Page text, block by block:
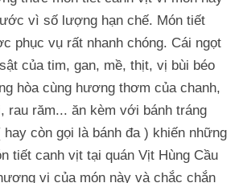
vì số lượng hạn chế. Món tiết
phục vụ rất nhanh chóng. Cái ngọt
của tim, gan, mề, thịt, vị bùi béo
hòa cùng hương thơm của chanh,
rau răm... ăn kèm với bánh tráng
còn gọi là bánh đa ) khiến những
tiết canh vịt tại quán Vịt Hùng Cầu
vị của món này và chắc chắn